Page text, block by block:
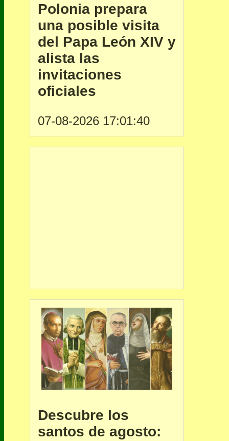
Polonia prepara
una posible visita
del Papa León XIV y
alista las
invitaciones
oficiales
07-08-2026 17:01:40
Descubre los
santos de agosto: